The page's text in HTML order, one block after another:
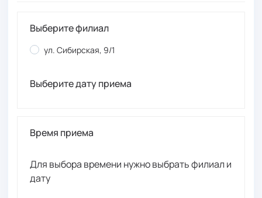
Выберите филиал
ул. Сибирская, 9/1
Выберите дату приема
Время приема
Для выбора времени нужно выбрать филиал и
дату